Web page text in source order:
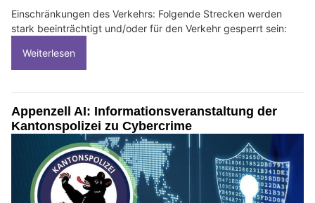
Einschränkungen des Verkehrs: Folgende Strecken werden
stark beeinträchtigt und/oder für den Verkehr gesperrt sein:
Weiterlesen
Appenzell AI: Informationsveranstaltung der
Kantonspolizei zu Cybercrime